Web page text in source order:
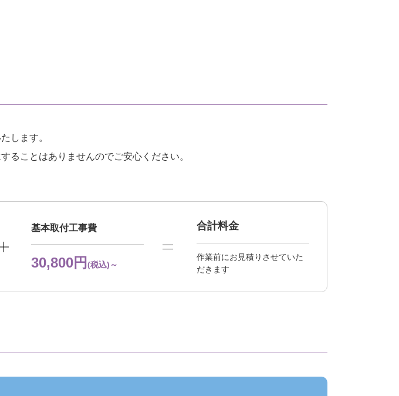
します。
ることはありませんのでご安心ください。
基本取付工事費
30,800円 (税込)～
合計料金
作業前にお見積りさせていた
だきます